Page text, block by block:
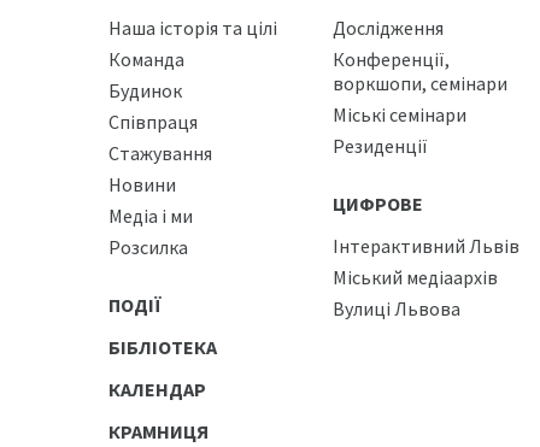
Наша історія та цілі
Команда
Будинок
Співпраця
Стажування
Новини
Медіа і ми
Розсилка
ПОДІЇ
БІБЛІОТЕКА
КАЛЕНДАР
КРАМНИЦЯ
Дослідження
Конференції,
воркшопи, семінари
Міські семінари
Резиденції
ЦИФРОВЕ
Інтерактивний Львів
Міський медіаархів
Вулиці Львова